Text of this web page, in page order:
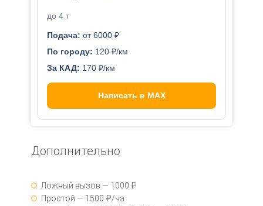
до 4 т
Подача: от 6000 ₽
По городу: 120 ₽/км
За КАД: 170 ₽/км
Написать в MAX
Дополнительно
Ложный вызов — 1000 ₽
Простой — 1500 ₽/ча